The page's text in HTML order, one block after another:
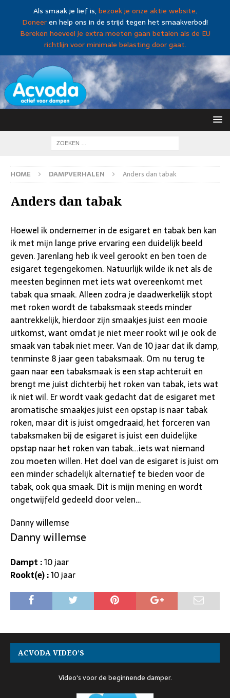
Als smaak je lief is,bezoek je onze aktie website.
Doneeren help ons in de strijd tegen het smaakverbod!
Bereken hoeveel je extra moeten gaan betalen als de EU
richtlijn voor minimale belasting door gaat.
HOME DAMPVERHALEN Anders dan tabak
Anders dan tabak
Hoewel ik ondernemer in de esigaret en tabak ben kan
ik met mijn lange prive ervaring een duidelijk beeld
geven. Jarenlang heb ik veel gerookt en ben toen de
esigaret tegengekomen. Natuurlijk wilde ik net als de
meesten beginnen met iets wat overeenkomt met
tabak qua smaak. Alleen zodra je daadwerkelijk stopt
met roken wordt de tabaksmaak steeds minder
aantrekkelijk, hierdoor zijn smaakjes juist een mooie
uitkomst, want omdat je niet meer rookt wil je ook de
smaak van tabak niet meer. Van de 10 jaar dat ik damp,
tenminste 8 jaar geen tabaksmaak. Om nu terug te
gaan naar een tabaksmaak is een stap achteruit en
brengt me juist dichterbij het roken van tabak, iets wat
ik niet wil. Er wordt vaak gedacht dat de esigaret met
aromatische smaakjes juist een opstap is naar tabak
roken, maar dit is juist omgedraaid, het forceren van
tabaksmaken bij de esigaret is juist een duidelijke
opstap naar het roken van tabak…iets wat niemand
zou moeten willen. Het doel van de esigaret is juist om
een minder schadelijk alternatief te bieden voor de
tabak, ook qua smaak. Dit is mijn mening en wordt
ongetwijfeld gedeeld door velen…
Danny willemse
Danny willemse
Dampt :10 jaar
Rookt(e) :10 jaar
ACVODA VIDEO’S
Video's voor de beginnende damper.